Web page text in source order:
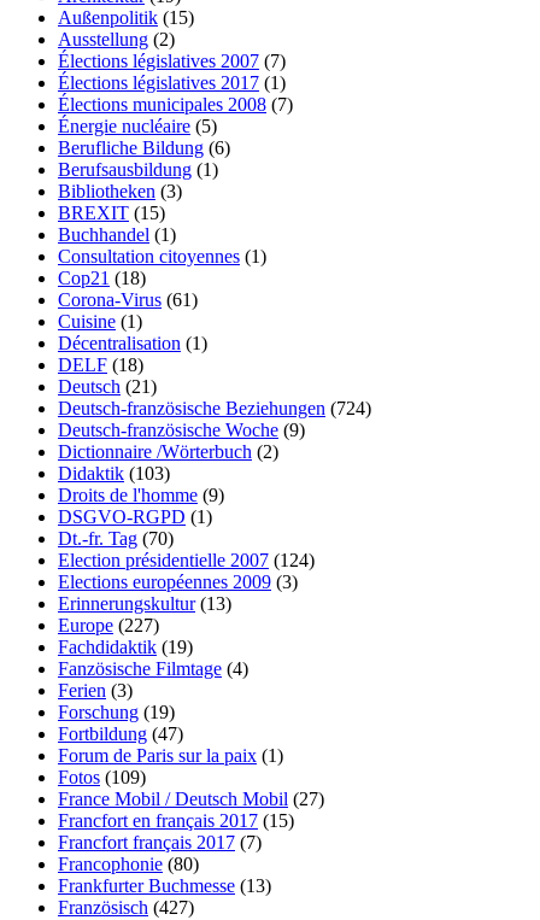
Außenpolitik (15)
Ausstellung (2)
Élections législatives 2007 (7)
Élections législatives 2017 (1)
Élections municipales 2008 (7)
Énergie nucléaire (5)
Berufliche Bildung (6)
Berufsausbildung (1)
Bibliotheken (3)
BREXIT (15)
Buchhandel (1)
Consultation citoyennes (1)
Cop21 (18)
Corona-Virus (61)
Cuisine (1)
Décentralisation (1)
DELF (18)
Deutsch (21)
Deutsch-französische Beziehungen (724)
Deutsch-französische Woche (9)
Dictionnaire /Wörterbuch (2)
Didaktik (103)
Droits de l'homme (9)
DSGVO-RGPD (1)
Dt.-fr. Tag (70)
Election présidentielle 2007 (124)
Elections européennes 2009 (3)
Erinnerungskultur(13)
Europe (227)
Fachdidaktik (19)
Fanzösische Filmtage (4)
Ferien (3)
Forschung (19)
Fortbildung (47)
Forum de Paris sur la paix (1)
Fotos (109)
France Mobil / Deutsch Mobil (27)
Francfort en français 2017 (15)
Francfort français 2017 (7)
Francophonie (80)
Frankfurter Buchmesse (13)
Französisch (427)